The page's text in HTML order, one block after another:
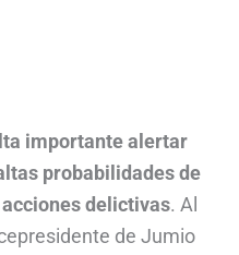
importante alertar
probabilidades de
delictivas. Al
de Jumio